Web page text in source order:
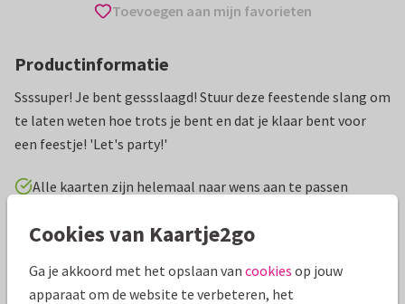
Toevoegen aan mijn favorieten
Productinformatie
Ssssuper! Je bent gessslaagd! Stuur deze feestende slang om
te laten weten hoe trots je bent en dat je klaar bent voor
een feestje! 'Let's party!'
Alle kaarten zijn helemaal naar wens aan te passen
Geslaagd kaarten Kaj Ockels
Specificaties bij deze kaart
Cookies van Kaartje2go
Ga je akkoord met het opslaan van cookies op jouw
apparaat om de website te verbeteren, het